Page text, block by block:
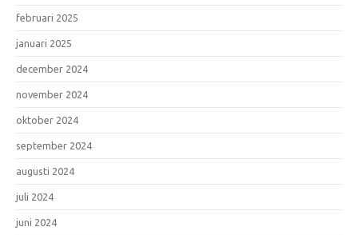
februari 2025
januari 2025
december 2024
november 2024
oktober 2024
september 2024
augusti 2024
juli 2024
juni 2024